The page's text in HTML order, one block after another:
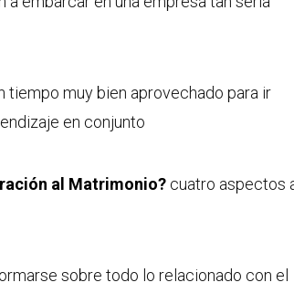
tiempo muy bien aprovechado para ir
en conjunto
al Matrimonio? cuatro aspectos
sobre todo lo relacionado con el